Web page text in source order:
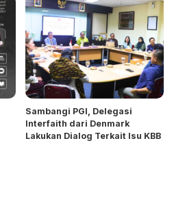
Sambangi PGI, Delegasi
Interfaith dari Denmark
Lakukan Dialog Terkait Isu KBB